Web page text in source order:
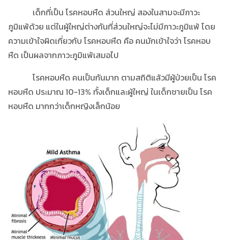
เด็กที่เป็น โรคหอบหืด ส่วนใหญ่ สองในสามจะมีภาวะ
ภูมิแพ้ด้วย แต่ในผู้ใหญ่ต่างกันที่ส่วนใหญ่จะไม่มีภาวะภูมิแพ้ โดย
ความเข้าใจผิดเกี่ยวกับ โรคหอบหืด คือ คนมักเข้าใจว่า โรคหอบ
หืด เป็นผลจากภาวะภูมิแพ้เสมอไป
โรคหอบหืด คนเป็นกันมาก ตามสถิติแล้วมีผู้ป่วยเป็น โรค
หอบหืด ประมาณ 10-13% ทั้งเด็กและผู้ใหญ่ ในเด็กชายเป็น โรค
หอบหืด มากกว่าเด็กหญิงเล็กน้อย